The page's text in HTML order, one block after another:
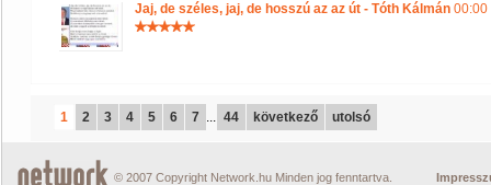
Jaj, de széles, jaj, de hosszú az az út - Tóth Kálmán 00:00
1 2 3 4 5 6 7 ... 44 következő utolsó
© 2007 Copyright Network.hu Minden jog fenntartva.